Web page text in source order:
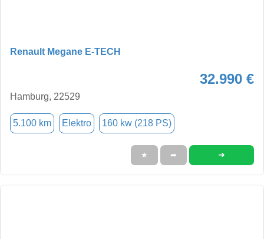
Renault Megane E-TECH
32.990 €
Hamburg, 22529
5.100 km Elektro 160 kw (218 PS)
★ ➦ ➜